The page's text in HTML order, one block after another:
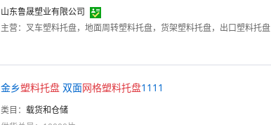
山东鲁晟塑业有限公司
主营： 叉车塑料托盘，地面周转塑料托盘，货架塑料托盘，出口塑料托盘
金乡塑料托盘 双面网格塑料托盘1111
类目： 载货和仓储